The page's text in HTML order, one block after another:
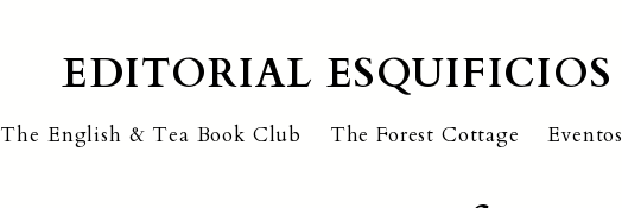
EDITORIAL ESQUIFICIOS
The English & Tea Book Club The Forest Cottage Eventos